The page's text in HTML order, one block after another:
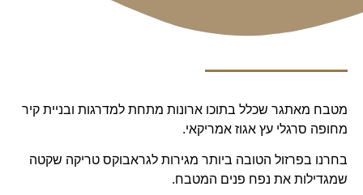
מטבח מאתגר שכלל בתוכו ארונות מתחת למדרגות ובניית קיר
מחופה סרגלי עץ אגוז אמריקאי.
בחרנו בפרזול הטובה ביותר מגירות לגראבוקס טריקה שקטה
שמגדילות את נפח פנים המטבח.